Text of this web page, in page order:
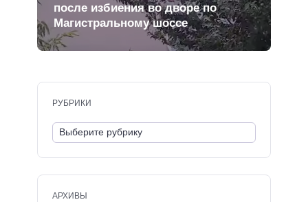
после избиения во дворе по
Магистральному шоссе
РУБРИКИ
АРХИВЫ